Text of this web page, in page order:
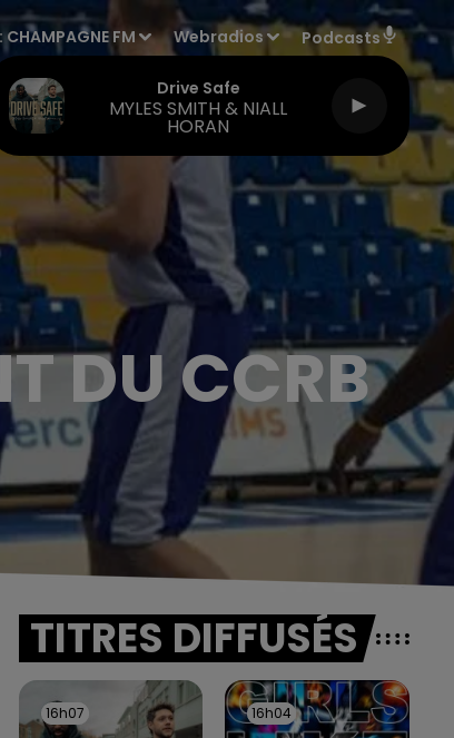
CHAMPAGNE FM Webradios Podcasts
Drive Safe
MYLES SMITH & NIALL
HORAN
DU CCRB
TITRES DIFFUSÉS
16h07
16h07 16h04
16h04